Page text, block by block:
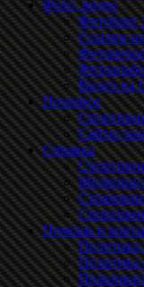
Фото, видео
Фотоблог
Ссылки
Видео на
Полезное
Сайты
Справка
Помощь и
Политика
Политика